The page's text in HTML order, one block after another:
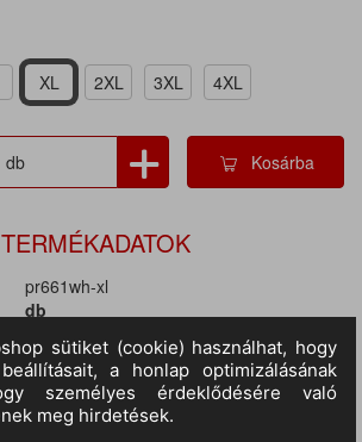
XL 2XL 3XL 4XL
Kosárba
TERMÉKADATOK
pr661wh-xl
db
XL
65% poliészter / 35% pamut
195 gr/m2
285 db